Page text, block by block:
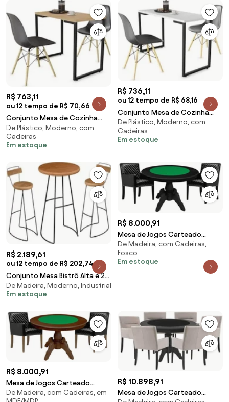
R$ 763,11
ou 12 tempo de R$ 70,66
Conjunto Mesa de Cozinha
Prattica Industrial 90cm e 2
Cadeiras Eames F
De Plástico, Moderno, com
Cadeiras
Em estoque
R$ 736,11
ou 12 tempo de R$ 68,16
Conjunto Mesa de Cozinha
Prattica Industrial 120cm e 2
Cadeiras Eames
De Plástico, Moderno, com
Cadeiras
Em estoque
R$ 2.189,61
ou 12 tempo de R$ 202,74
Conjunto Mesa Bistrô Alta e 2
Banquetas com Encosto Estilo
Industrial
De Madeira, Moderno, Industrial
Em estoque
R$ 8.000,91
Mesa de Jogos Carteado
Redonda Montreal Tampo
Reversível Preto com 2
Cadeiras Liverpool Corino
De Madeira, com Cadeiras,
Fosco
Em estoque
R$ 8.000,91
Mesa de Jogos Carteado
Redonda Montreal Tampo
De Madeira, com Cadeiras, em
R$ 10.898,91
Mesa de Jogos Carteado